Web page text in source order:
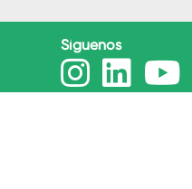
Síguenos